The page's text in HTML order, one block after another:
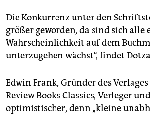
Die Konkurrenz unter den
größer geworden, da sind sich alle
Wahrscheinlichkeit auf dem
unterzugehen wächst“, findet
Edwin Frank, Gründer des Verlages
Review Books Classics, Verleger
optimistischer, denn „kleine